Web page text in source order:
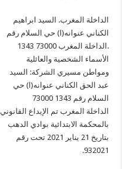
الداخلة المغرب. السيد ابراهيم
الكناني عنوانه(ا) حي السلام رقم
1343 73000 الداخلة المغرب.
الأسماء الشخصية والعائلية
ومواطن مسيري الشركة: السيد
عبد الحق الكناني عنوانه(ا) حي
السلام رقم 1343 73000
الداخلة المغرب تم الإيداع القانوني
بالمحكمة الابتدائية بوادي الدهب
بتاريخ 21 يناير 2021 تحت رقم
.932021